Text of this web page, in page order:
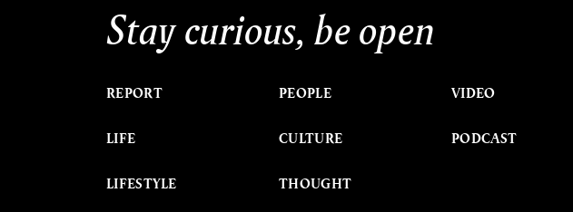
Stay curious, be open
REPORT
LIFE
LIFESTYLE
PEOPLE
CULTURE
THOUGHT
VIDEO
PODCAST